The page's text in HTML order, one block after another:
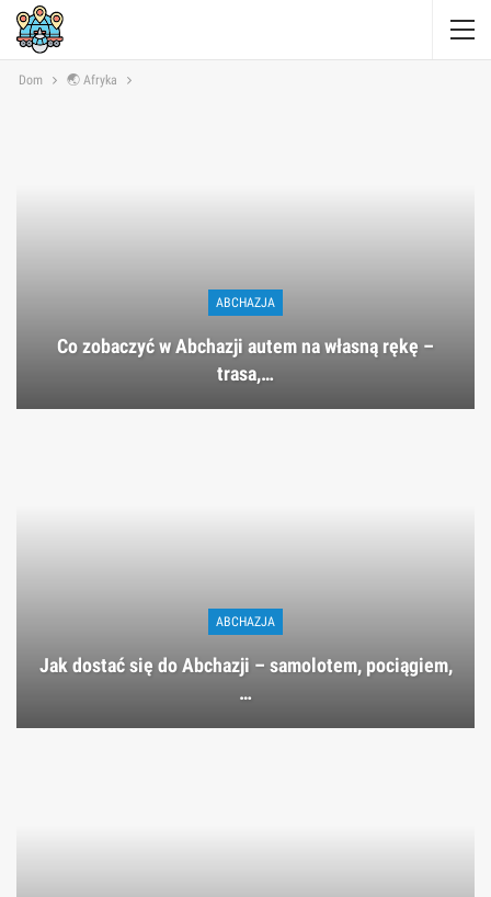
Dom 🌏 Afryka
ABCHAZJA
Co zobaczyć w Abchazji autem na własną rękę –
trasa,…
ABCHAZJA
Jak dostać się do Abchazji – samolotem, pociągiem,
…